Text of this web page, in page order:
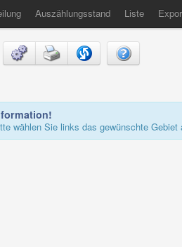
Auszählungsstand Liste
wählen Sie links das gewünschte